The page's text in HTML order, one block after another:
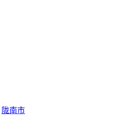
陇南市